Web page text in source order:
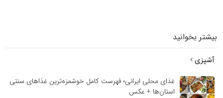
بیشتر بخوانید
آشپزی
غذای محلی ایرانی؛ فهرست کامل خوشمزه‌ترین غذاهای سنتی
استان‌ها + عکس